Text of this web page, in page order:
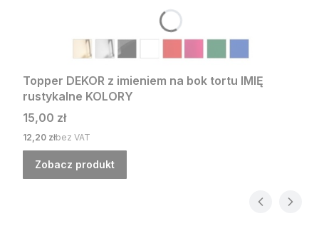
Topper DEKOR z imieniem na bok tortu IMIĘ
rustykalne KOLORY
Cena
15,00 zł
Cena
12,20 złbez VAT
Zobacz produkt